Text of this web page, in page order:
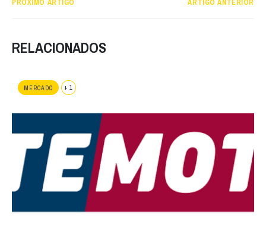
PRÓXIMO ARTIGO ARTIGO ANTERIOR
RELACIONADOS
MERCADO + 1